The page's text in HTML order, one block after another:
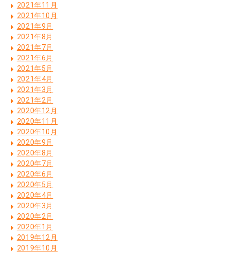
2021年11月
2021年10月
2021年9月
2021年8月
2021年7月
2021年6月
2021年5月
2021年4月
2021年3月
2021年2月
2020年12月
2020年11月
2020年10月
2020年9月
2020年8月
2020年7月
2020年6月
2020年5月
2020年4月
2020年3月
2020年2月
2020年1月
2019年12月
2019年10月